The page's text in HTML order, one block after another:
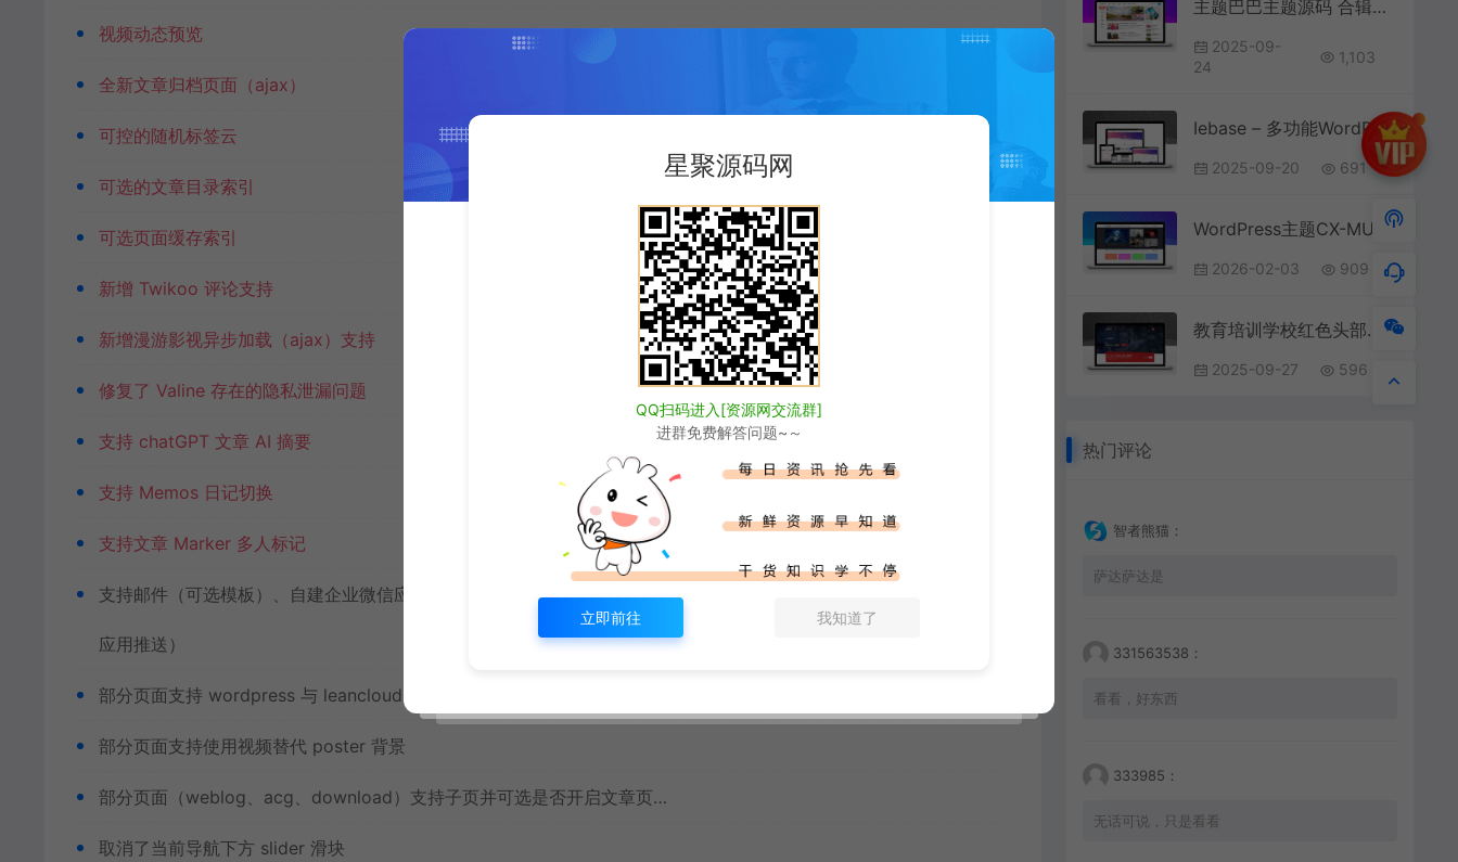
视频动态预览
全新文章归档页面（ajax）
可控的随机标签云
可选的文章目录索引
可选页面缓存索引
新增 Twikoo 评论支持
新增漫游影视异步加载（ajax）支持
修复了 Valine 存在的隐私泄漏问题
支持 chatGPT 文章 AI 摘要
支持 Memos 日记切换
支持文章 Marker 多人标记
支持邮件（可选模板）、自建企业微信应用（多选模版）评论推送提醒（Valine 集成 server酱、pushplus及企业微信
应用推送）
部分页面支持 wordpress 与 leancloud 数据切换
部分页面支持使用视频替代 poster 背景
部分页面（weblog、acg、download）支持子页并可选是否开启文章页…
取消了当前导航下方 slider 滑块
主题巴巴主题源码 合辑打包下载+主题巴巴SEO插件 | WordPress主题模版
2025-09-
24
1,103
Iebase – 多功能WordPress博客主题
2025-09-20 691
WordPress主题CX-MULTI下载 | 简洁大气自适应 | 星聚源码网
2026-02-03 909
教育培训学校红色头部大背景WP主题
2025-09-27 596
热门评论
智者熊猫：
萨达萨达是
331563538：
看看，好东西
333985：
无话可说，只是看看
星聚源码网
QQ扫码进入[资源网交流群]
进群免费解答问题~～
立即前往 我知道了